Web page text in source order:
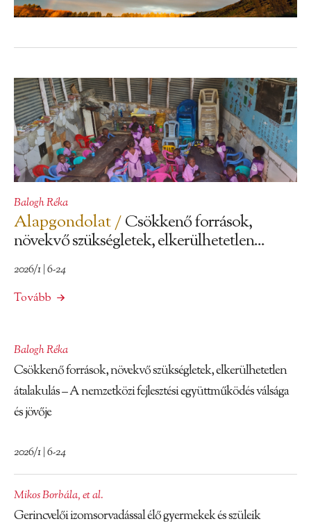
Balogh Réka
Alapgondolat /Csökkenő források,
növekvő szükségletek, elkerülhetetlen...
2026/1 | 6-24
Tovább
Balogh Réka
Csökkenő források, növekvő szükségletek, elkerülhetetlen
átalakulás – A nemzetközi fejlesztési együttműködés válsága
és jövője
2026/1 | 6-24
Mikos Borbála,et al.
Gerincvelői izomsorvadással élő gyermekek és szüleik